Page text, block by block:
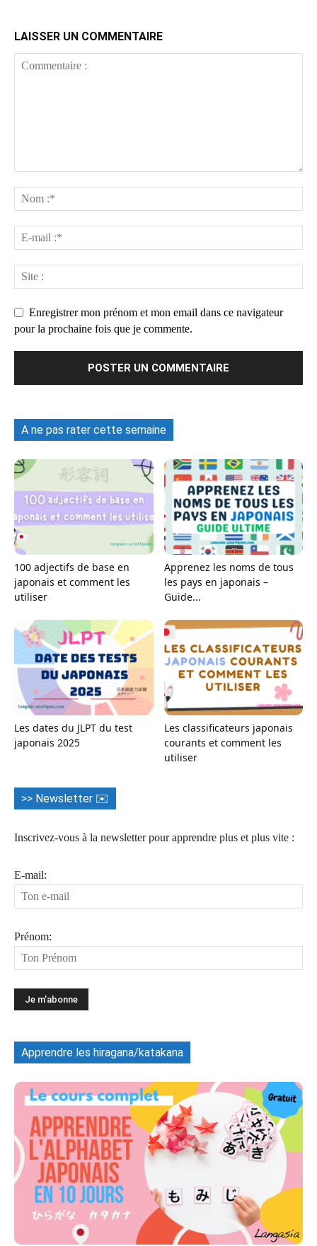
LAISSER UN COMMENTAIRE
Enregistrer mon prénom et mon email dans ce navigateur
pour la prochaine fois que je commente.
A ne pas rater cette semaine
100 adjectifs de base en
japonais et comment les
utiliser
Apprenez les noms de tous
les pays en japonais –
Guide...
Les dates du JLPT du test
japonais 2025
Les classificateurs japonais
courants et comment les
utiliser
>> Newsletter ✉️
Inscrivez-vous à la newsletter pour apprendre plus et plus vite :
E-mail:
Prénom:
Apprendre les hiragana/katakana